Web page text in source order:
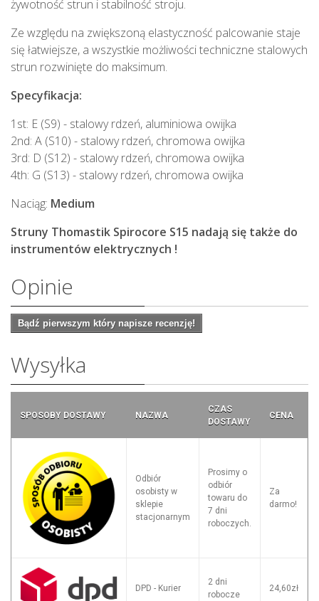
żywotność strun i stabilność stroju.
Ze względu na zwiększoną elastyczność palcowanie staje
się łatwiejsze, a wszystkie możliwości techniczne stalowych
strun rozwinięte do maksimum.
Specyfikacja:
1st: E (S9) - stalowy rdzeń, aluminiowa owijka
2nd: A (S10) - stalowy rdzeń, chromowa owijka
3rd: D (S12) - stalowy rdzeń, chromowa owijka
4th: G (S13) - stalowy rdzeń, chromowa owijka
Naciąg: Medium
Struny Thomastik Spirocore S15 nadają się także do
instrumentów elektrycznych !
Opinie
Bądź pierwszym który napisze recenzję!
Wysyłka
SPOSOBY DOSTAWY NAZWA
CZAS
DOSTAWY
CENA
Odbiór
osobisty w
sklepie
stacjonarnym
Prosimy o
odbiór
towaru do
7 dni
roboczych.
Za
darmo!
DPD - Kurier
2 dni
robocze
24,60zł